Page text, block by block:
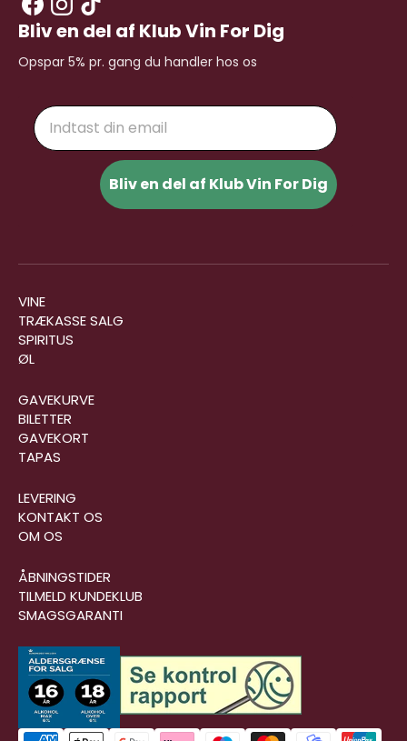
Bliv en del af Klub Vin For Dig
Opspar 5% pr. gang du handler hos os
Email
Bliv en del af Klub Vin For Dig
VINE
TRÆKASSE SALG
SPIRITUS
ØL
GAVEKURVE
BILETTER
GAVEKORT
TAPAS
LEVERING
KONTAKT OS
OM OS
ÅBNINGSTIDER
TILMELD KUNDEKLUB
SMAGSGARANTI